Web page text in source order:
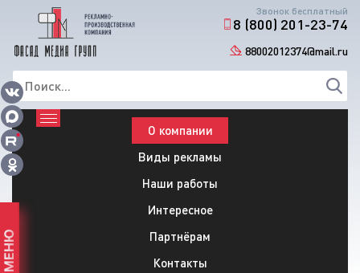
Звонок бесплатный
8 (800) 201-23-74
88002012374@mail.ru
О компании
Виды рекламы
Наши работы
Интересное
Партнёрам
Контакты
МЕНЮ